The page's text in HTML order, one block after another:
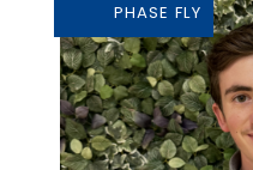
En savoir plus
PHASE FLY